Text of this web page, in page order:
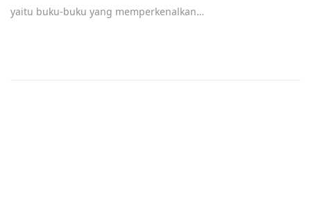
yaitu buku-buku yang memperkenalkan…